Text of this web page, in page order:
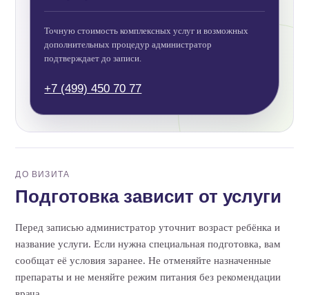
Точную стоимость комплексных услуг и возможных
дополнительных процедур администратор
подтверждает до записи.
+7 (499) 450 70 77
ДО ВИЗИТА
Подготовка зависит от услуги
Перед записью администратор уточнит возраст ребёнка и
название услуги. Если нужна специальная подготовка, вам
сообщат её условия заранее. Не отменяйте назначенные
препараты и не меняйте режим питания без рекомендации